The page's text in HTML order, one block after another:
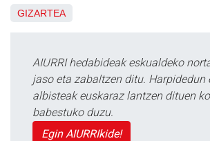
GIZARTEA
AIURRI hedabideak eskualdeko
jaso eta zabaltzen ditu. Harpidedun
albisteak euskaraz lantzen dituen
babestuko duzu.
Egin AIURRIkide!